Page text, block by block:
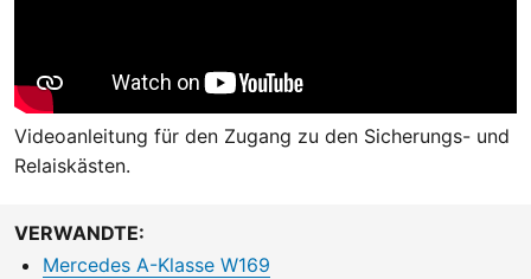
Videoanleitung für den Zugang zu den Sicherungs- und
Relaiskästen.
VERWANDTE:
Mercedes A-Klasse W169